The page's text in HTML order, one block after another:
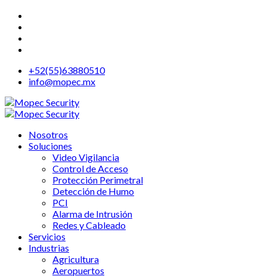
+52(55)63880510
info@mopec.mx
Nosotros
Soluciones
Video Vigilancia
Control de Acceso
Protección Perimetral
Detección de Humo
PCI
Alarma de Intrusión
Redes y Cableado
Servicios
Industrias
Agricultura
Aeropuertos